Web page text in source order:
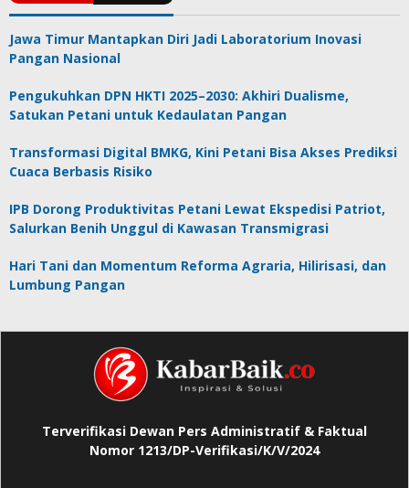
Jawa Timur Mantapkan Diri Jadi Laboratorium Inovasi
Pangan Nasional
Pengukuhkan DPN HKTI 2025–2030: Akhiri Dualisme,
Satukan Petani untuk Kedaulatan Pangan
Transformasi Digital BMKG, Kini Petani Bisa Akses Prediksi
Cuaca Berbasis Risiko
IPB Dorong Produktivitas Petani Lewat Ekspedisi Patriot,
Salurkan Benih Unggul di Kawasan Transmigrasi
Hari Tani dan Momentum Reforma Agraria, Hilirisasi, dan
Lumbung Pangan
Terverifikasi Dewan Pers Administratif & Faktual
Nomor 1213/DP-Verifikasi/K/V/2024